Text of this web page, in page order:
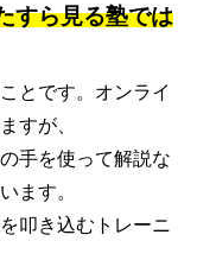
すら見る塾では
とです。オンライ
すが、
手を使って解説な
ます。
叩き込むトレーニ